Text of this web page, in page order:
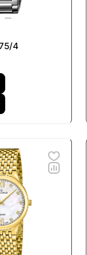
стилем. Эти
4